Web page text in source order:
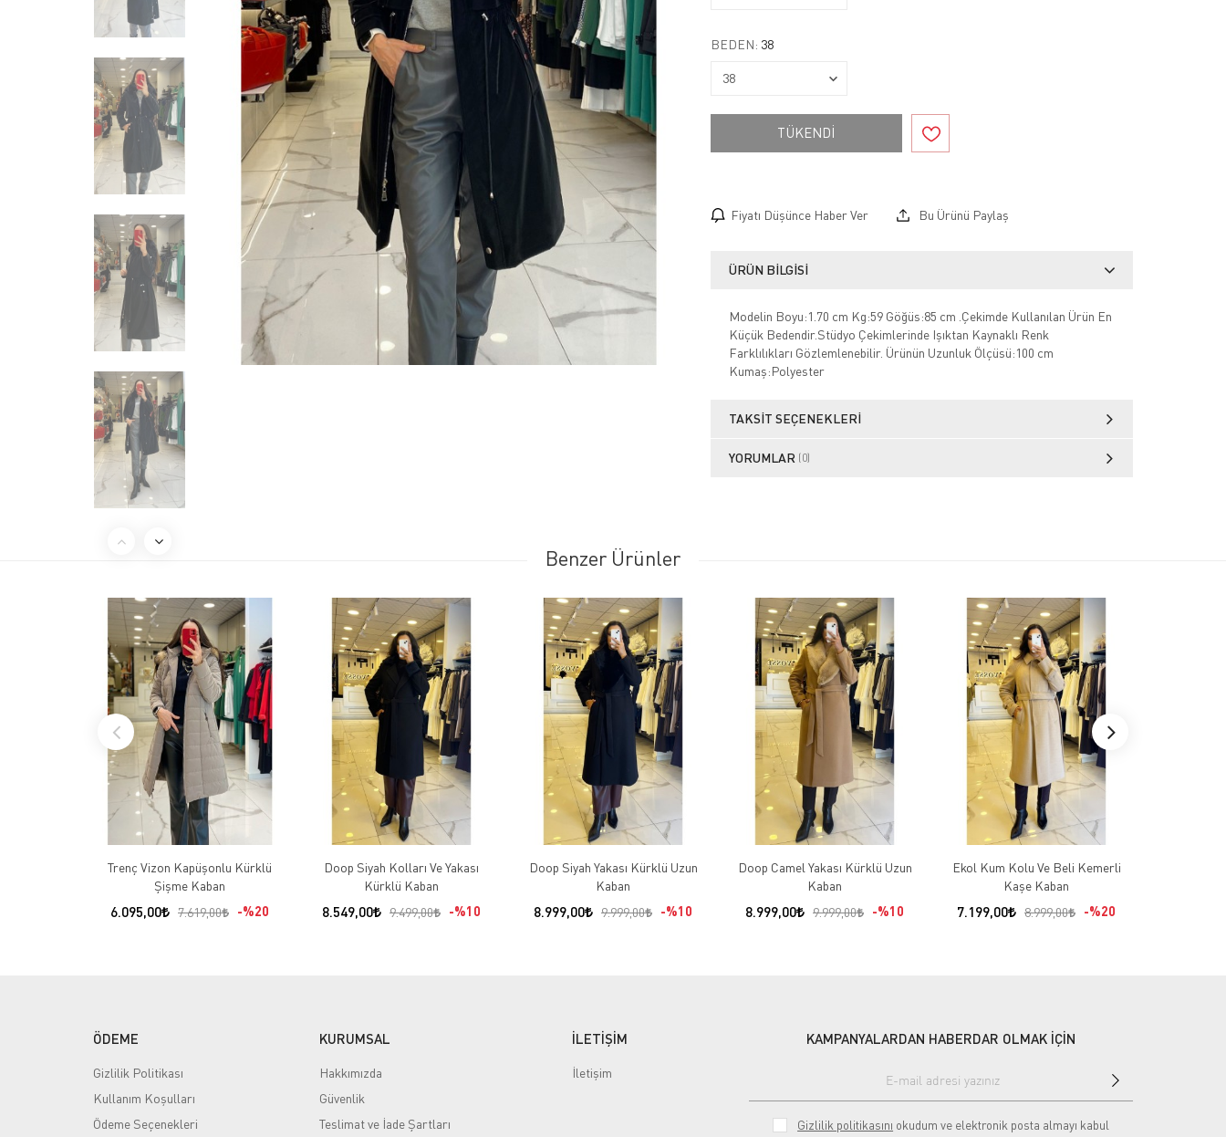
BEDEN: 38
TÜKENDİ
Fiyatı Düşünce Haber Ver Bu Ürünü Paylaş
ÜRÜN BILGISI
Modelin Boyu:1.70 cm Kg:59 Göğüs:85 cm .Çekimde Kullanılan Ürün En
Küçük Bedendir.Stüdyo Çekimlerinde Işıktan Kaynaklı Renk
Farklılıkları Gözlemlenebilir. Ürünün Uzunluk Ölçüsü:100 cm
Kumaş:Polyester
TAKSIT SEÇENEKLERI
YORUMLAR (0)
Benzer Ürünler
Trenç Vizon Kapüşonlu Kürklü
Şişme Kaban
6.095,00 7.619,00 %20
Doop Siyah Kolları Ve Yakası
Kürklü Kaban
8.549,00 9.499,00 %10
Doop Siyah Yakası Kürklü Uzun
Kaban
8.999,00 9.999,00 %10
Doop Camel Yakası Kürklü Uzun
Kaban
8.999,00 9.999,00 %10
Ekol Kum Kolu Ve Beli Kemerli
Kaşe Kaban
7.199,00 8.999,00 %20
ÖDEME
Gizlilik Politikası
Kullanım Koşulları
Ödeme Seçenekleri
KURUMSAL
Hakkımızda
Güvenlik
Teslimat ve İade Şartları
İLETİŞİM
İletişim
KAMPANYALARDAN HABERDAR OLMAK İÇİN
Gizlilik politikasını okudum ve elektronik posta almayı kabul